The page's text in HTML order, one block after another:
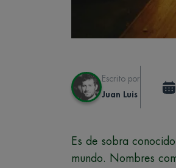
Escrito por
Juan Luis
Es de sobra
mundo. Nombres